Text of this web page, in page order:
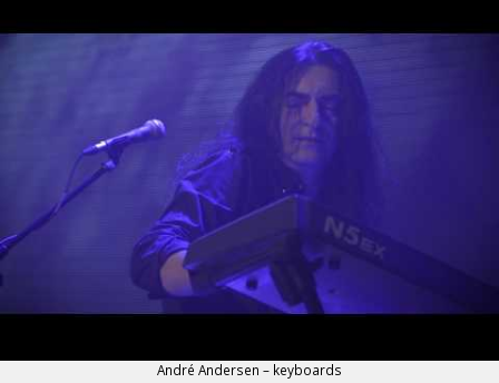
André Andersen – keyboards